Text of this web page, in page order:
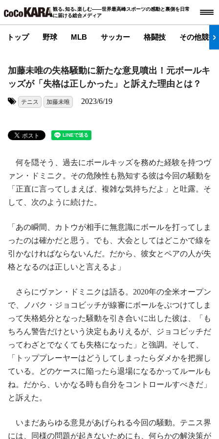
観る､知る､楽しむ――世界最高峰スポーツの感動と裏側を日常
に届ける総合メディア
トップ 野球 MLB サッカー 格闘技 その他競技
加藤未唯の失格騒動に新たな意見噴出！元ボールキ
ッズが「失格は正しかった」と訴えた理由とは？
テニス 加藤未唯 2023/6/19
何を隠そう、過去にボールキッズを務めた経験を持つヴ
ァン・ドミニク。その危険性も熟知する彼は今回の騒動を
「正直に言ってしまえば、複雑な気持ちだよ」と吐露。そ
して、次のように続けた。
「あの瞬間、カトウが相手に無意識にボールを打ってしま
ったのは確かだと思う。でも、大会としてはどこかで線を
引かなければならないんだ。だから、彼女とペアの人が失
格となるのは正しいと言えるよ」
さらにヴァン・ドミニクは語る。2020年の全米オープン
で、ノバク・ジョコビッチが線審にボールをぶつけてしま
って失格処分となった騒動を引き合いに出した彼は、「も
ちろん警告だけという決定もありえるが、ジョコビッチだ
ってわざとでなくても失格になった」と強調。そして、
「トッププレーヤーはどうしてしまったらダメかを把握し
ている。どのケースに陥ったら退場になるかってルールも
ね。だから、いかなる時も自分をコントロールすべきだ」
と訴えた。
いまだあらゆる意見があげられる今回の騒動。テニス界
には、同様の問題が起きないためにも、何らかの解決策が